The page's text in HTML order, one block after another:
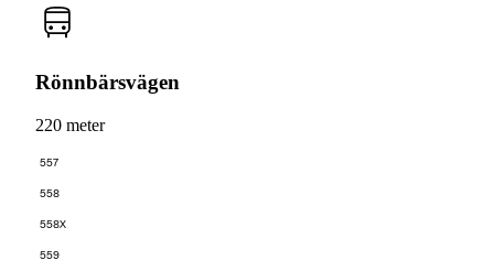
Rönnbärsvägen
220 meter
557
558
558X
559